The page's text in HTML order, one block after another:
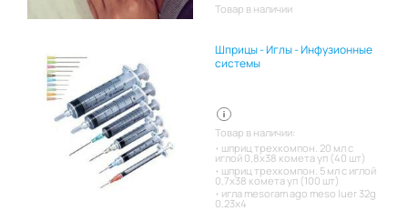
Товар в наличии
Шприцы - Иглы - Инфузионные
системы
Товар в наличии:
шприц трехкомпон. 20 мл с
иглой 0,8х38 комета уп (40 шт)
шприц трехкомпон. 5 мл с иглой
0,7х38 комета уп (100 шт)
игла mesoram ago meso luer 32g
0,23x4